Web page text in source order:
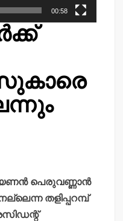
00:58
പെരുവണ്ണാന്‍
തളിപ്പറമ്പ്